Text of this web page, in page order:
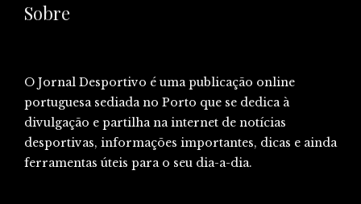
Sobre
O Jornal Desportivo é uma publicação online
portuguesa sediada no Porto que se dedica à
divulgação e partilha na internet de notícias
desportivas, informações importantes, dicas e ainda
ferramentas úteis para o seu dia-a-dia.